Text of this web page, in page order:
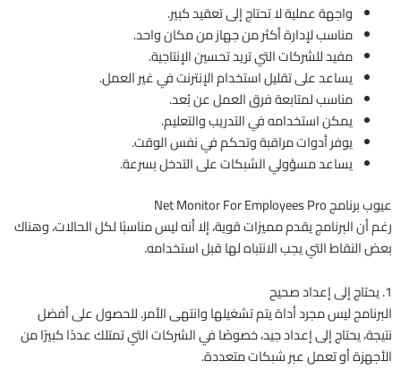
واجهة عملية لا تحتاج إلى تعقيد كبير.
مناسب لإدارة أكثر من جهاز من مكان واحد.
مفيد للشركات التي تريد تحسين الإنتاجية.
يساعد على تقليل استخدام الإنترنت في غير العمل.
مناسب لمتابعة فرق العمل عن بُعد.
يمكن استخدامه في التدريب والتعليم.
يوفر أدوات مراقبة وتحكم في نفس الوقت.
يساعد مسؤولي الشبكات على التدخل بسرعة.
عيوب برنامج Net Monitor For Employees Pro
رغم أن البرنامج يقدم مميزات قوية، إلا أنه ليس مناسبًا لكل الحالات، وهناك
بعض النقاط التي يجب الانتباه لها قبل استخدامه.
1. يحتاج إلى إعداد صحيح
البرنامج ليس مجرد أداة يتم تشغيلها وانتهى الأمر. للحصول على أفضل
نتيجة، يحتاج إلى إعداد جيد، خصوصًا في الشركات التي تمتلك عددًا كبيرًا من
الأجهزة أو تعمل عبر شبكات متعددة.